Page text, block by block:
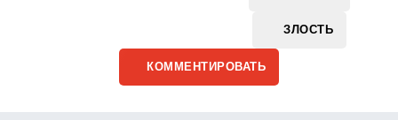
ЗЛОСТЬ
КОММЕНТИРОВАТЬ